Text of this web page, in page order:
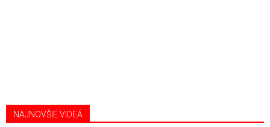
NAJNOVŠIE VIDEÁ